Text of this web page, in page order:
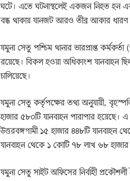
ঘটে। এতে ঘটনাস্থলেই একজন নিহত হন
বন্ধ থাকায় যানজট আরও তীব্র আকার
যমুনা সেতু পশ্চিম থানার ভারপ্রাপ্ত
রয়েছে। বিকল হওয়া অধিকাংশ যানবাহন
চালিয়েছে।
যমুনা সেতু কর্তৃপক্ষের তথ্য অনুযায়ী,
হাজার ৫৮০টি যানবাহন পারাপার
উত্তরবঙ্গগামী ১৫ হাজার ৪৪৮টি যানবাহন
যানবাহন থেকে ১ কোটি ৭৮ লাখ ৬৮
যমুনা সেতু সাইট অফিসের নির্বাহী